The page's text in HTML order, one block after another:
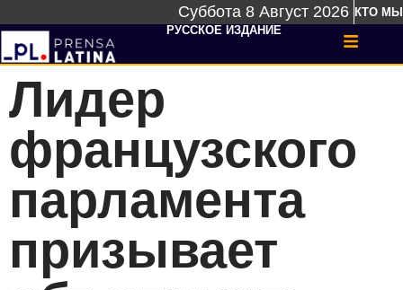
Суббота 8 Август 2026 КТО МЫ
РУССКОЕ ИЗДАНИЕ
Лидер
французского
парламента
призывает